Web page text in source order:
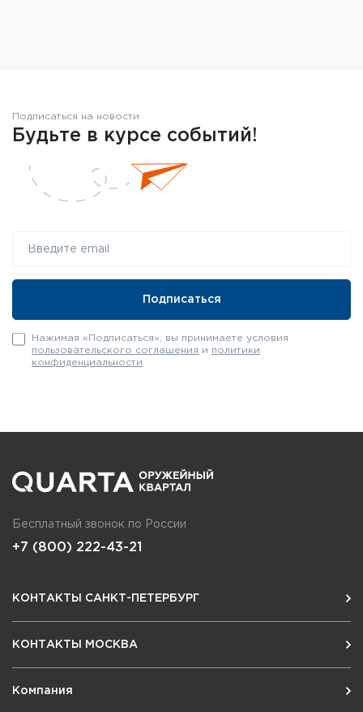
Подписаться на новости
Будьте в курсе событий!
Нажимая «Подписаться», вы принимаете условия
пользовательского соглашения и политики
конфиденциальности
Бесплатный звонок по России
+7 (800) 222-43-21
КОНТАКТЫ САНКТ-ПЕТЕРБУРГ
КОНТАКТЫ МОСКВА
Компания